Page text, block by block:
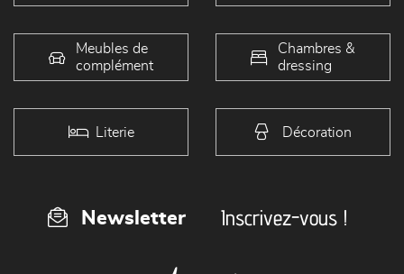
Meubles de
complément
Chambres &
dressing
Literie Décoration
Newsletter Inscrivez-vous !